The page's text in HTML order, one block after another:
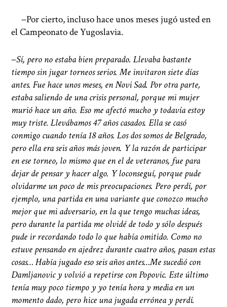
−Por cierto, incluso hace unos meses jugó usted en
el Campeonato de Yugoslavia.
−Sí, pero no estaba bien preparado. Llevaba bastante
tiempo sin jugar torneos serios. Me invitaron siete días
antes. Fue hace unos meses, en Novi Sad. Por otra parte,
estaba saliendo de una crisis personal, porque mi mujer
murió hace un año. Eso me afectó mucho y todavía estoy
muy triste. Llevábamos 47 años casados. Ella se casó
conmigo cuando tenía 18 años. Los dos somos de Belgrado,
pero ella era seis años más joven. Y la razón de participar
en ese torneo, lo mismo que en el de veteranos, fue para
dejar de pensar y hacer algo. Y loconseguí, porque pude
olvidarme un poco de mis preocupaciones. Pero perdí, por
ejemplo, una partida en una variante que conozco mucho
mejor que mi adversario, en la que tengo muchas ideas,
pero durante la partida me olvidé de todo y sólo después
pude ir recordando todo lo que había omitido. Como no
estuve pensando en ajedrez durante cuatro años, pasan estas
cosas… Había jugado eso seis años antes…Me sucedió con
Damljanovic y volvió a repetirse con Popovic. Este último
tenía muy poco tiempo y yo tenía hora y media en un
momento dado, pero hice una jugada errónea y perdí.